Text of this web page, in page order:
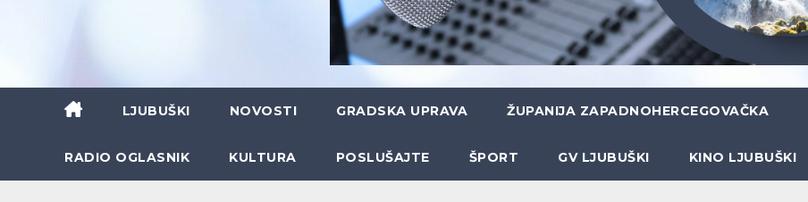
LJUBUŠKI NOVOSTI GRADSKA UPRAVA ŽUPANIJA ZAPADNOHERCEGOVAČKA
RADIO OGLASNIK KULTURA POSLUŠAJTE ŠPORT GV LJUBUŠKI KINO LJUBUŠKI